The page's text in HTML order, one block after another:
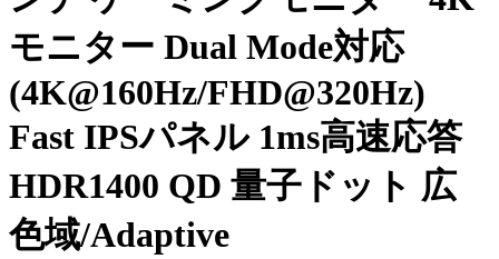
モニター Dual Mode対応
(4K@160Hz/FHD@320Hz)
Fast IPSパネル 1ms高速応答
HDR1400 QD 量子ドット 広
色域/Adaptive